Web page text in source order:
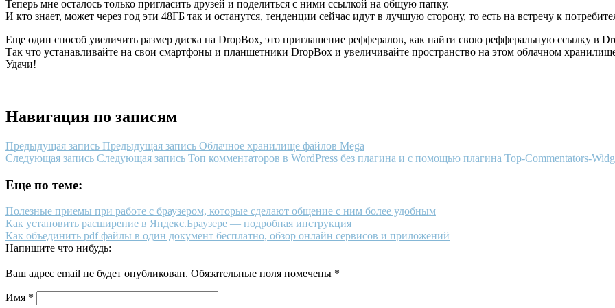
Теперь мне осталось только пригласить друзей и поделиться с ними ссылкой на общую папку.
И кто знает, может через год эти 48ГБ так и останутся, тенденции сейчас идут в лучшую сторону, то есть на встречу к
Еще один способ увеличить размер диска на DropBox, это приглашение реффералов, как найти свою рефферальную ссылку в
Так что устанавливайте на свои смартфоны и планшетники DropBox и увеличивайте пространство на этом облачном
Удачи!
Навигация по записям
Предыдущая запись Предыдущая запись Облачное хранилище файлов Mega
Следующая запись Следующая запись Топ комментаторов в WordPress без плагина и с помощью плагина Top-Commentators-
Еще по теме:
Полезные приемы при работе с браузером, которые сделают общение с ним более удобным
Как установить расширение в Яндекс.Браузере — подробная инструкция
Как объединить pdf файлы в один документ бесплатно, обзор онлайн сервисов и приложений
Напишите что нибудь:
Ваш адрес email не будет опубликован. Обязательные поля помечены *
Имя *